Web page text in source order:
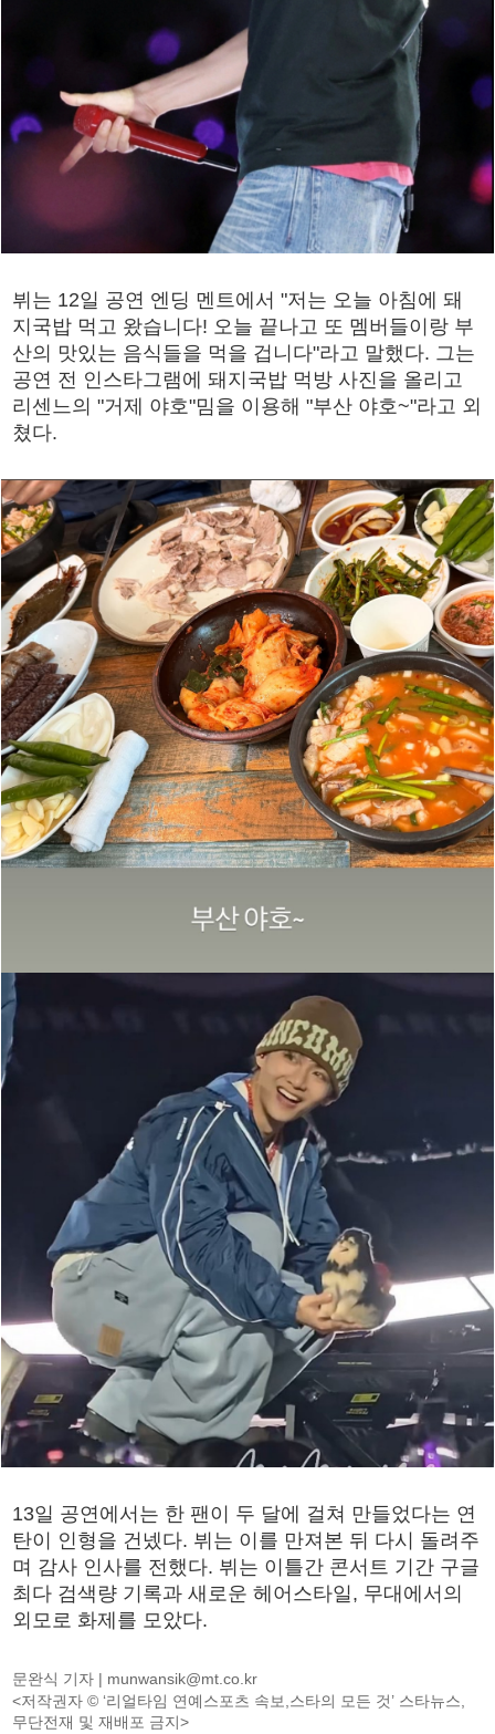
뷔는 12일 공연 엔딩 멘트에서 "저는 오늘 아침에 돼
지국밥 먹고 왔습니다! 오늘 끝나고 또 멤버들이랑 부
산의 맛있는 음식들을 먹을 겁니다"라고 말했다. 그는
공연 전 인스타그램에 돼지국밥 먹방 사진을 올리고
리센느의 "거제 야호"밈을 이용해 "부산 야호~"라고 외
쳤다.
13일 공연에서는 한 팬이 두 달에 걸쳐 만들었다는 연
탄이 인형을 건넸다. 뷔는 이를 만져본 뒤 다시 돌려주
며 감사 인사를 전했다. 뷔는 이틀간 콘서트 기간 구글
최다 검색량 기록과 새로운 헤어스타일, 무대에서의
외모로 화제를 모았다.
문완식 기자 | munwansik@mt.co.kr
<저작권자 © ‘리얼타임 연예스포츠 속보,스타의 모든 것’ 스타뉴스,
무단전재 및 재배포 금지>